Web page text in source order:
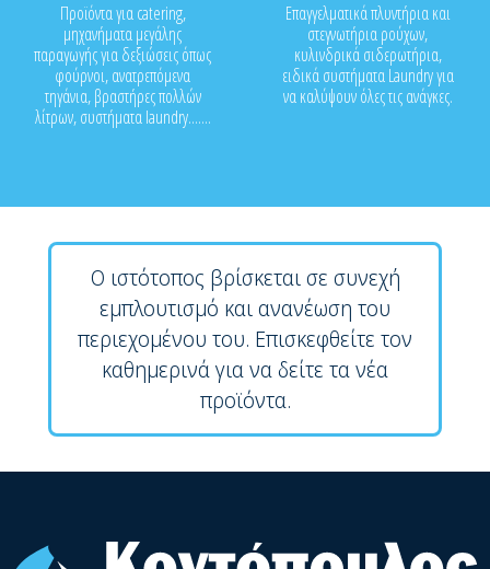
Προϊόντα για catering,
μηχανήματα μεγάλης
παραγωγής για δεξιώσεις όπως
φούρνοι, ανατρεπόμενα
τηγάνια, βραστήρες πολλών
λίτρων, συστήματα laundry.......
Επαγγελματικά πλυντήρια και
στεγνωτήρια ρούχων,
κυλινδρικά σιδερωτήρια,
ειδικά συστήματα Laundry για
να καλύψουν όλες τις ανάγκες.
Ο ιστότοπος βρίσκεται σε συνεχή
εμπλουτισμό και ανανέωση του
περιεχομένου του. Επισκεφθείτε τον
καθημερινά για να δείτε τα νέα
προϊόντα.